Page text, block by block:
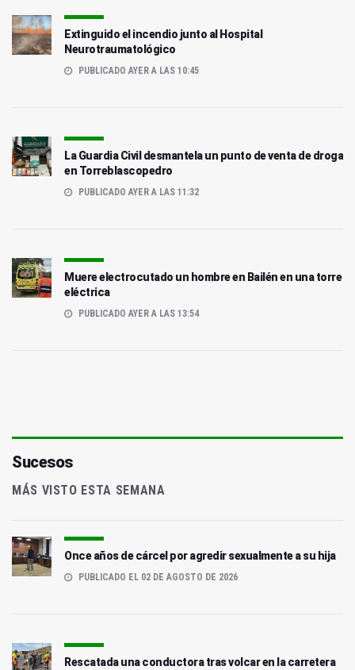
Extinguido el incendio junto al Hospital
Neurotraumatológico
PUBLICADO AYER A LAS 10:45
La Guardia Civil desmantela un punto de venta de droga
en Torreblascopedro
PUBLICADO AYER A LAS 11:32
Muere electrocutado un hombre en Bailén en una torre
eléctrica
PUBLICADO AYER A LAS 13:54
Sucesos
MÁS VISTO ESTA SEMANA
Once años de cárcel por agredir sexualmente a su hija
PUBLICADO EL 02 DE AGOSTO DE 2026
Rescatada una conductora tras volcar en la carretera